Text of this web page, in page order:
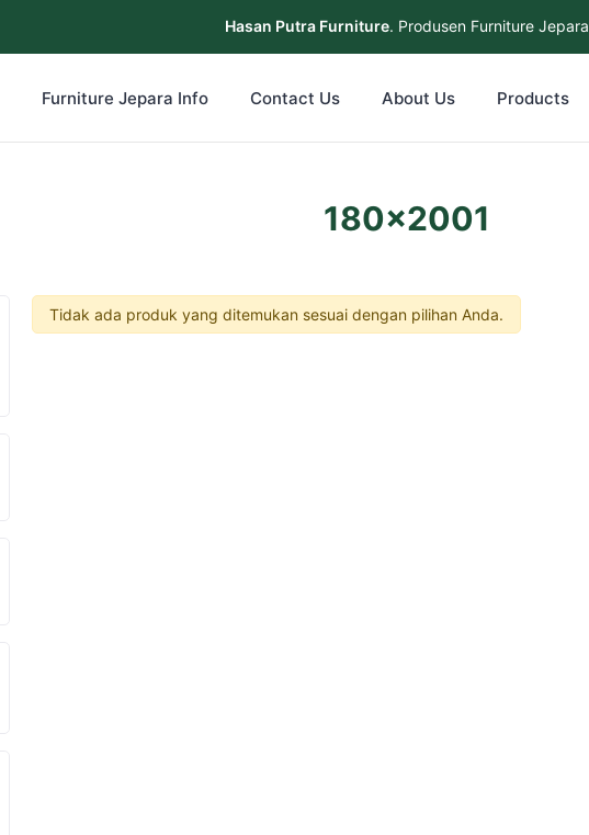
Hasan Putra Furniture. Produsen Furniture Jepara
Furniture Jepara Info Contact Us About Us Products
180x2001
Tidak ada produk yang ditemukan sesuai dengan pilihan Anda.